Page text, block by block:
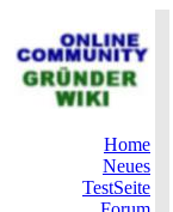
Home
Neues
TestSeite